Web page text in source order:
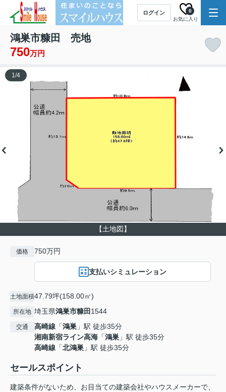
ログイン
お気に入り
0
鴻巣市糠田 売地
750万円
【土地図】
1/4
価格 750万円
支払いシミュレーション
土地面積47.79坪(158.00㎡)
所在地 埼玉県鴻巣市糠田 1544
交通 高崎線 「鴻巣 」駅 徒歩35分
湘南新宿ライン高海 「鴻巣 」駅 徒歩35分
高崎線 「北鴻巣 」駅 徒歩35分
セールスポイント
建築条件がないため、お目当ての建築会社やハウスメーカーで、